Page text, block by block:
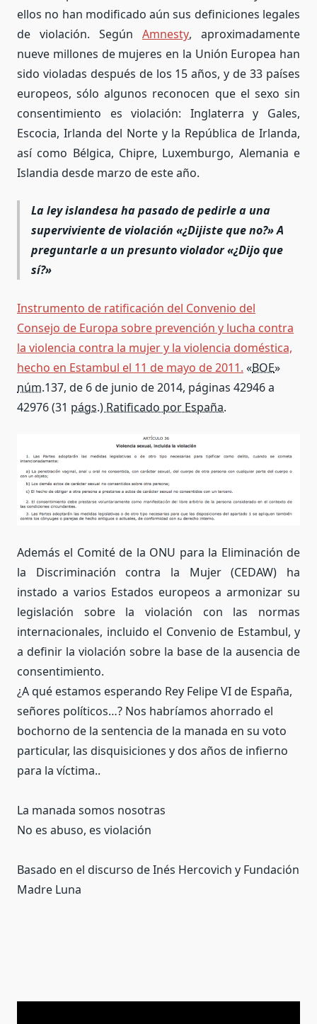
ellos no han modificado aún sus definiciones legales
de violación. Según Amnesty, aproximadamente
nueve millones de mujeres en la Unión Europea han
sido violadas después de los 15 años, y de 33 países
europeos, sólo algunos reconocen que el sexo sin
consentimiento es violación: Inglaterra y Gales,
Escocia, Irlanda del Norte y la República de Irlanda,
así como Bélgica, Chipre, Luxemburgo, Alemania e
Islandia desde marzo de este año.
La ley islandesa ha pasado de pedirle a una
superviviente de violación «¿Dijiste que no?» A
preguntarle a un presunto violador «¿Dijo que
sí?»
Instrumento de ratificación del Convenio del
Consejo de Europa sobre prevención y lucha contra
la violencia contra la mujer y la violencia doméstica,
hecho en Estambul el 11 de mayo de 2011. «BOE»
núm.137, de 6 de junio de 2014, páginas 42946 a
42976 (31 págs.) Ratificado por España.
Además el Comité de la ONU para la Eliminación de
la Discriminación contra la Mujer (CEDAW) ha
instado a varios Estados europeos a armonizar su
legislación sobre la violación con las normas
internacionales, incluido el Convenio de Estambul, y
a definir la violación sobre la base de la ausencia de
consentimiento.
¿A qué estamos esperando Rey Felipe VI de España,
señores políticos…? Nos habríamos ahorrado el
bochorno de la sentencia de la manada en su voto
particular, las disquisiciones y dos años de infierno
para la víctima..
La manada somos nosotras
No es abuso, es violación
Basado en el discurso de Inés Hercovich y Fundación
Madre Luna